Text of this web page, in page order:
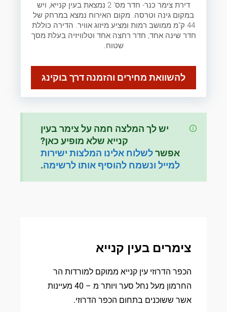
דירת צימר כנר- חדר מס' 2 נמצאת בעין קנייא, ויש
במקום גינה וטרסה. מקום האירוח נמצא במרחק של
44 ק"מ ממושב רמות ומציע מיזוג אוויר. הדירה כוללת
חדר שינה אחד, חדר רחצה אחד וטלוויזיה בעלת מסך
שטוח.
להשוואת מחירים והזמנה דרך בוקינג
יש לך המלצה חמה על צימר בעין
קנייא שלא מופיע כאן?
אפשרלשלוח אלינו המלצות ישירות
למייל ונשמח להוסיף אותו לרשימה.
צימרים בעין קנייא
הכפר הדרוזי עין קנייא ממוקם למורדות הר
החרמון מעל נחל סער ויותר מ – 40 מעיינות
אשר ששוכנים בתחום הכפר הדרוזי.